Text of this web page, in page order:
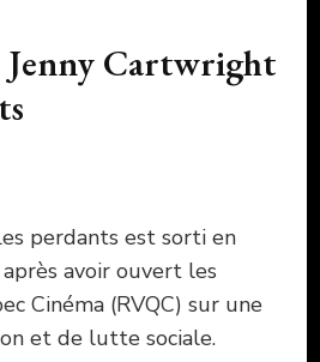
Jenny Cartwright
perdants est sorti en
avoir ouvert les
Cinéma (RVQC) sur une
et de lutte sociale.